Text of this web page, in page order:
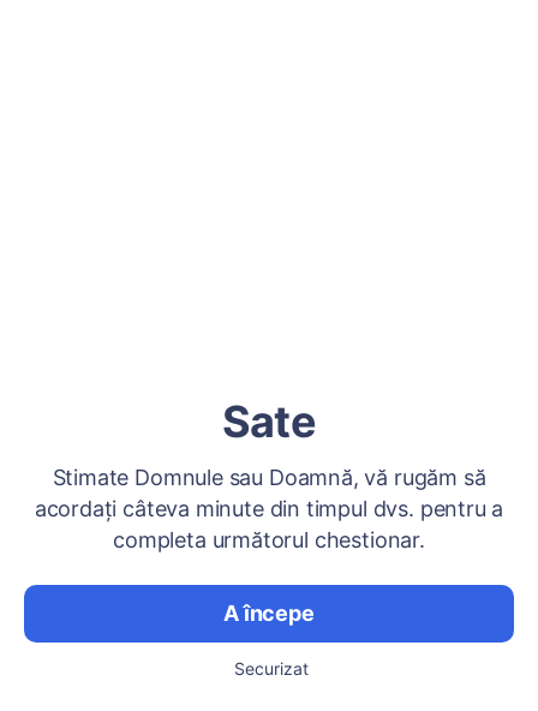
Sate
Stimate Domnule sau Doamnă, vă rugăm să
acordați câteva minute din timpul dvs. pentru a
completa următorul chestionar.
A începe
Securizat